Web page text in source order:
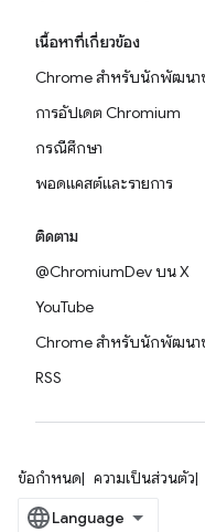
เนื้อหาที่เกี่ยวข้อง
Chrome สำหรับนักพัฒนา
การอัปเดต Chromium
กรณีศึกษา
พอดแคสต์และรายการ
ติดตาม
@ChromiumDev บน X
YouTube
Chrome สำหรับนักพัฒนา
RSS
ข้อกำหนด ความเป็นส่วนตัว